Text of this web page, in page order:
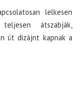
lelkesen
átszabják,
út dizájnt kapnak a